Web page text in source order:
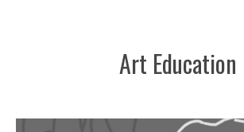
Art Education